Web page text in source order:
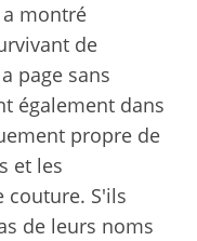
montré
de
page sans
également dans
propre de
et les
couture. S'ils
de leurs noms